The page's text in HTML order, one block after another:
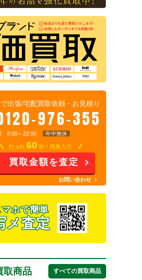
出張/宅配買取依頼・お見積り
976-355
8:00～22:00 年中無休
たった 60 秒！簡単入力
買取金額を査定
お問い合わせ
マホで簡単
メ査定
取商品 すべての買取商品